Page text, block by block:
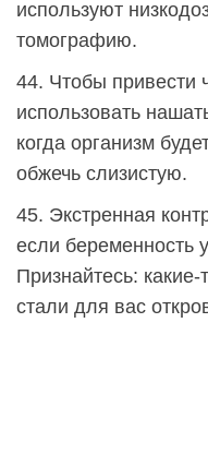
используют
томографию.
44. Чтобы привести
использовать
когда организм
обжечь слизистую.
45. Экстренная
если беременность
Признайтесь: какие-
стали для вас